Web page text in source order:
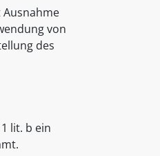
von
des
lit. b ein